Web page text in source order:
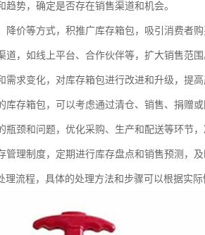
势，确定是否存在销售渠道和机会。
降价等方式，积推广库存箱包，吸引消费者购
，如线上平台、合作伙伴等，扩大销售范围
需求变化，对库存箱包进行改进和升级，提高
库存箱包，可以考虑通过清仓、销售、捐赠或
瓶颈和问题，优化采购、生产和配送等环节，
管理制度，定期进行库存盘点和销售预测，
流程，具体的处理方法和步骤可以根据实际